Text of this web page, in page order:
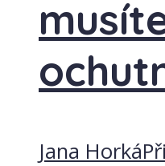
Jana Horká